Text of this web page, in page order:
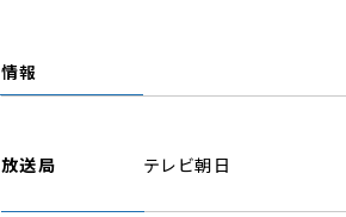
情報
放送局 テレビ朝日